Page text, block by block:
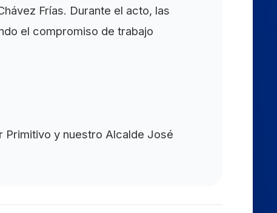
Frías. Durante el acto, las
el compromiso de trabajo
Primitivo y nuestro Alcalde José